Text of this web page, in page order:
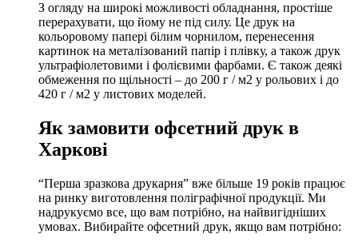
З огляду на широкі можливості обладнання, простіше
перерахувати, що йому не під силу. Це друк на
кольоровому папері білим чорнилом, перенесення
картинок на металізований папір і плівку, а також друк
ультрафіолетовими і фолієвими фарбами. Є також деякі
обмеження по щільності – до 200 г / м2 у рольових і до
420 г / м2 у листових моделей.
Як замовити офсетний друк в
Харкові
“Перша зразкова друкарня” вже більше 19 років працює
на ринку виготовлення поліграфічної продукції. Ми
надрукуємо все, що вам потрібно, на найвигідніших
умовах. Вибирайте офсетний друк, якщо вам потрібно: